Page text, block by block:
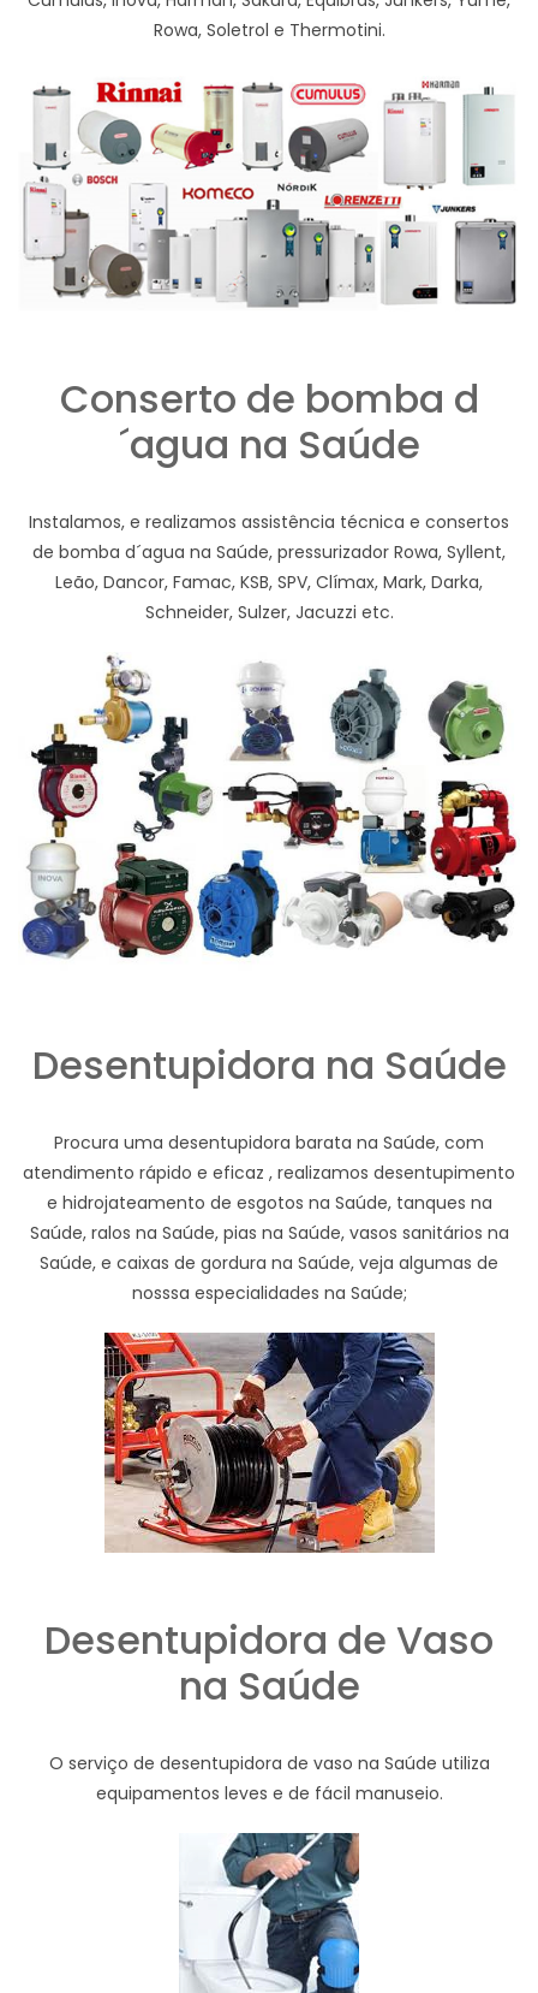
Rowa, Soletrol e Thermotini.
Conserto de bomba d
´agua na Saúde
Instalamos, e realizamos assistência técnica e consertos
de bomba d´agua na Saúde, pressurizador Rowa, Syllent,
Leão, Dancor, Famac, KSB, SPV, Clímax, Mark, Darka,
Schneider, Sulzer, Jacuzzi etc.
Desentupidora na Saúde
Procura uma desentupidora barata na Saúde, com
atendimento rápido e eficaz , realizamos desentupimento
e hidrojateamento de esgotos na Saúde, tanques na
Saúde, ralos na Saúde, pias na Saúde, vasos sanitários na
Saúde, e caixas de gordura na Saúde, veja algumas de
nosssa especialidades na Saúde;
Desentupidora de Vaso
na Saúde
O serviço de desentupidora de vaso na Saúde utiliza
equipamentos leves e de fácil manuseio.